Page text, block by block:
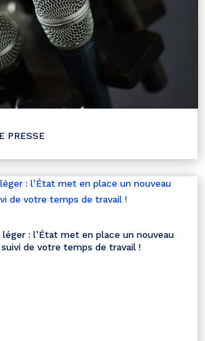
PRESSE
: l’État met en place un nouveau
de votre temps de travail !